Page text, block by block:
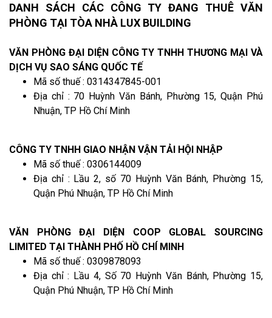
DANH SÁCH CÁC CÔNG TY ĐANG THUÊ VĂN
PHÒNG TẠI TÒA NHÀ LUX BUILDING
VĂN PHÒNG ĐẠI DIỆN CÔNG TY TNHH THƯƠNG MẠI VÀ
DỊCH VỤ SAO SÁNG QUỐC TẾ
Mã số thuế : 0314347845-001
Địa chỉ : 70 Huỳnh Văn Bánh, Phường 15, Quận Phú
Nhuận, TP Hồ Chí Minh
CÔNG TY TNHH GIAO NHẬN VẬN TẢI HỘI NHẬP
Mã số thuế : 0306144009
Địa chỉ : Lầu 2, số 70 Huỳnh Văn Bánh, Phường 15,
Quận Phú Nhuận, TP Hồ Chí Minh
VĂN PHÒNG ĐẠI DIỆN COOP GLOBAL SOURCING
LIMITED TẠI THÀNH PHỐ HỒ CHÍ MINH
Mã số thuế : 0309878093
Địa chỉ : Lầu 4, Số 70 Huỳnh Văn Bánh, Phường 15,
Quận Phú Nhuận, TP Hồ Chí Minh